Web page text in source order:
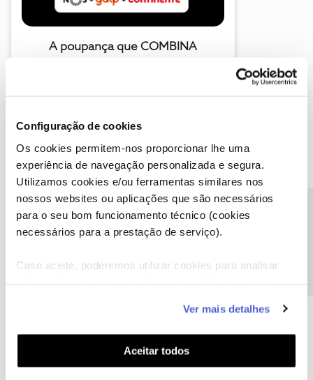
Configuração de cookies
Os cookies permitem-nos proporcionar lhe uma
experiência de navegação personalizada e segura.
Utilizamos cookies e/ou ferramentas similares nos
nossos websites ou aplicações que são necessários
para o seu bom funcionamento técnico (cookies
necessários para a prestação de serviço).
Caso aceite, poderemos utilizar cookies para analisar
funcionalidades (cookies de personalização e
funcionalidade) e adaptar anúncios aos seus interesses
(cookies de publicidade personalizada). Pode gerir a
utilização dos cookies clicando em "Configurar
Ver mais detalhes
Aceitar todos
A poupança que COMBINA
Descubra as novidades de junho
Hall of Fame de junho